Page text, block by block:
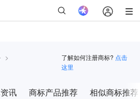
>
了解如何注册商标? 点击
这里
讯 商标产品推荐 相似商标推荐